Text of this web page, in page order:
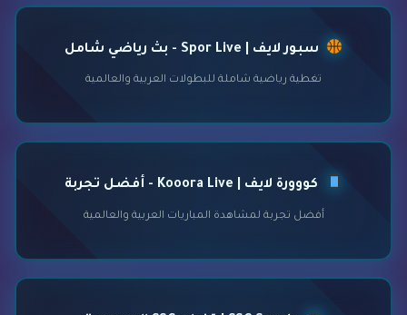
سبور لايف | Spor Live - بث رياضي شامل
تغطية رياضية شاملة للبطولات العربية والعالمية
كووورة لايف | Kooora Live - أفضل تجربة
أفضل تجربة لمشاهدة المباريات العربية والعالمية